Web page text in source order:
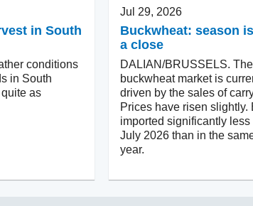
in South
conditions
in South
as
Jul 29, 2026
Buckwheat: season
a close
DALIAN/BRUSSELS.
buckwheat market is
driven by the sales of
Prices have risen slightly.
imported significantly
July 2026 than in the
year.